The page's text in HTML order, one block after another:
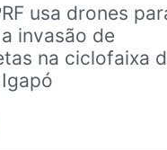
usa drones
invasão de
na ciclofaixa